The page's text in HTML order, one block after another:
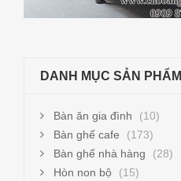
DANH MỤC SẢN PHẨM
Bàn ăn gia đình
(10)
Bàn ghế cafe
(173)
Bàn ghế nhà hàng
(28)
Hòn non bộ
(15)